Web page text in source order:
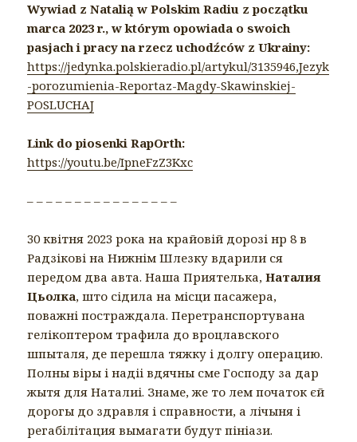
Wywiad z Natalią w Polskim Radiu z początku
marca 2023 r., w którym opowiada o swoich
pasjach i pracy na rzecz uchodźców z Ukrainy:
https://jedynka.polskieradio.pl/artykul/3135946,Jezyk
-porozumienia-Reportaz-Magdy-Skawinskiej-
POSLUCHAJ
Link do piosenki RapOrth:
https://youtu.be/IpneFzZ3Kxc
– – – – – – – – – – – – – – – –
30 квітня 2023 рока на крайовій дорозі нр 8 в
Радзікові на Нижнім Шлезку вдарили ся
передом два авта. Наша Приятелька,Наталия
Цьолка, што сідила на місци пасажера,
поважні постраждала. Перетранспортувана
гелікоптером трафила до вроцлавского
шпыталя, де перешла тяжку і долгу операцию.
Полны віры і надіі вдячны сме Господу за дар
жытя для Наталиі. Знаме, же то лем початок єй
дорогы до здравля і справности, а лічыня і
регабілітация вымагати будут пініази.